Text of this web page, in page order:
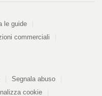
le guide
commerciali
Segnala abuso
cookie